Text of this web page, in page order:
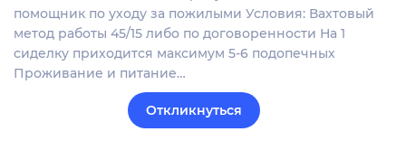
помощник по уходу за пожилыми Условия: Вахтовый
метод работы 45/15 либо по договоренности На 1
сиделку приходится максимум 5-6 подопечных
Проживание и питание…
Откликнуться